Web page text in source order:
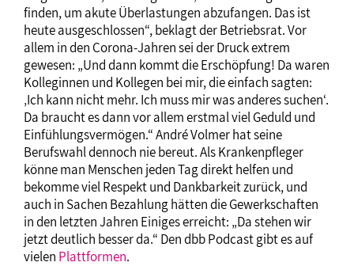
finden, um akute Überlastungen abzufangen. Das ist
heute ausgeschlossen“, beklagt der Betriebsrat. Vor
allem in den Corona-Jahren sei der Druck extrem
gewesen: „Und dann kommt die Erschöpfung! Da waren
Kolleginnen und Kollegen bei mir, die einfach sagten:
‚Ich kann nicht mehr. Ich muss mir was anderes suchen‘.
Da braucht es dann vor allem erstmal viel Geduld und
Einfühlungsvermögen.“ André Volmer hat seine
Berufswahl dennoch nie bereut. Als Krankenpfleger
könne man Menschen jeden Tag direkt helfen und
bekomme viel Respekt und Dankbarkeit zurück, und
auch in Sachen Bezahlung hätten die Gewerkschaften
in den letzten Jahren Einiges erreicht: „Da stehen wir
jetzt deutlich besser da.“ Den dbb Podcast gibt es auf
vielen Plattformen.